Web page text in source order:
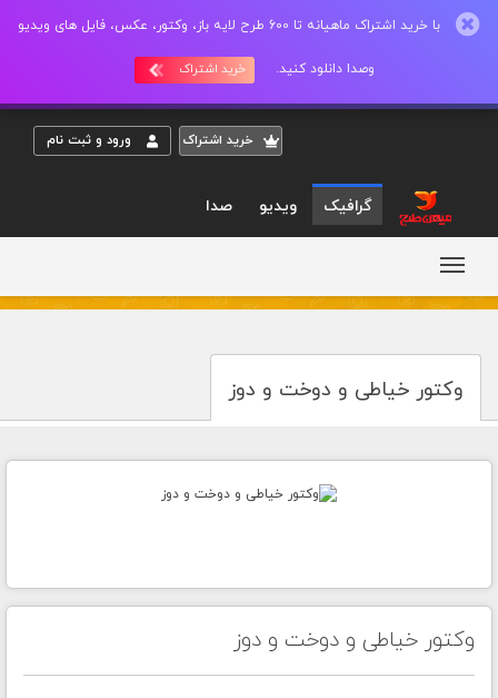
با خرید اشتراک ماهیانه تا 600 طرح لایه باز، وکتور، عکس، فایل های ویدیو
وصدا دانلود کنید. خرید اشتراک
خريد اشتراک ورود و ثبت نام
گرافیک ویدیو صدا
وکتور خیاطی و دوخت و دوز
وکتور خیاطی و دوخت و دوز